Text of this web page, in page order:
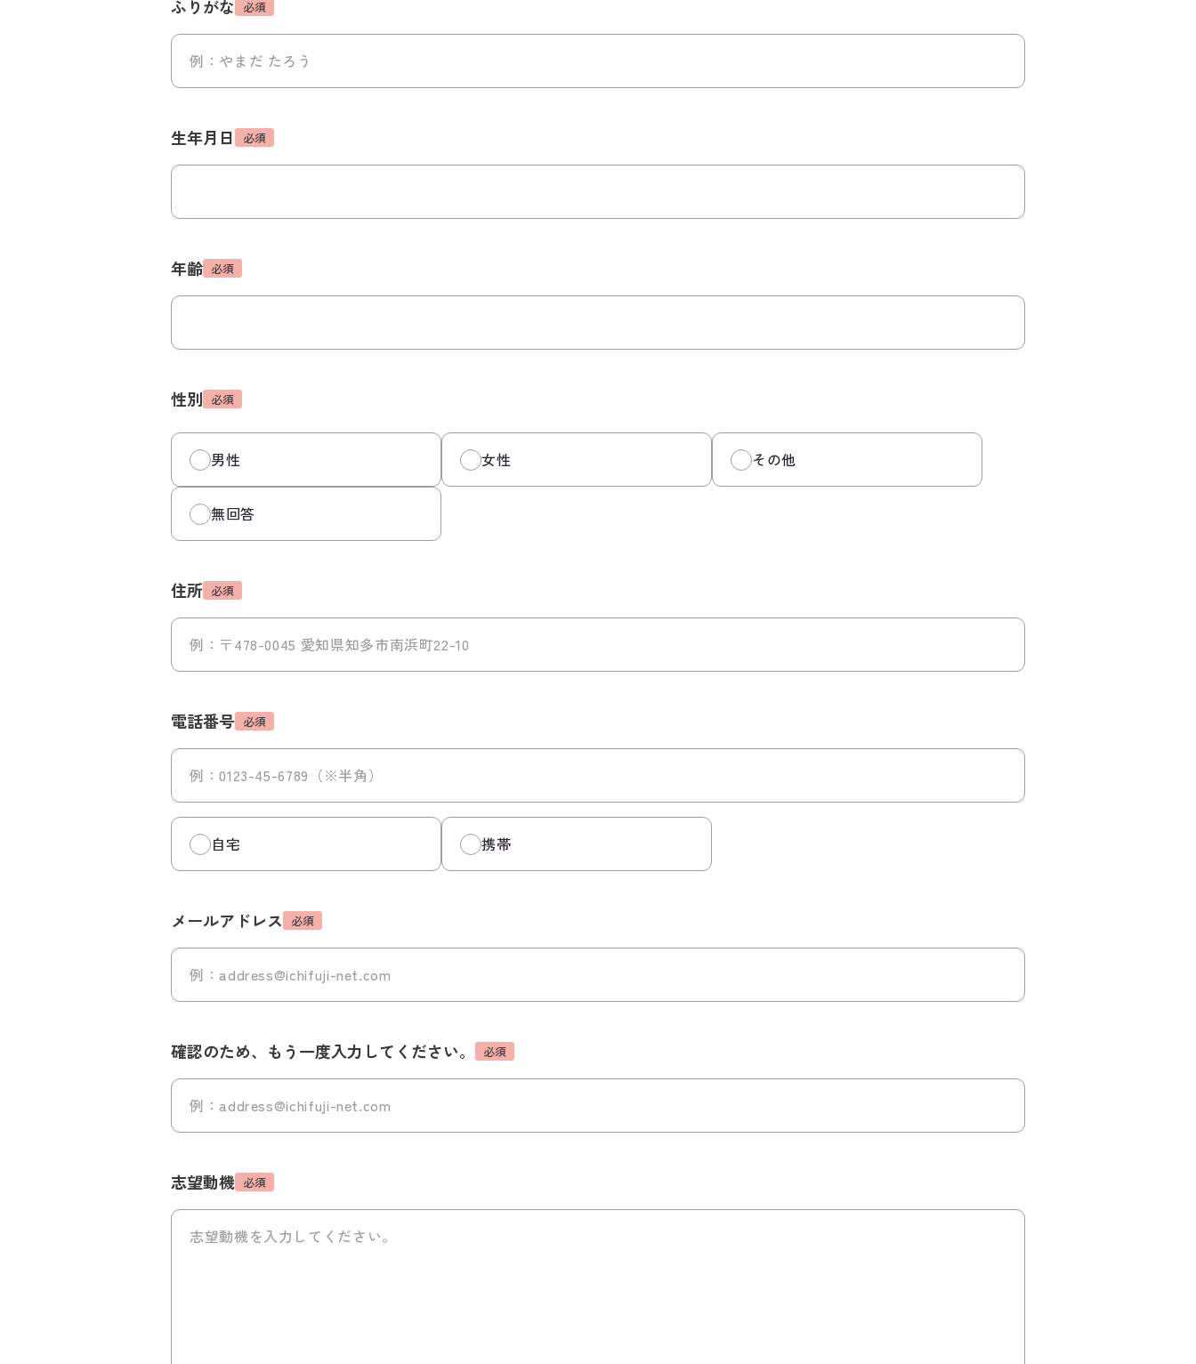
ふりがな 必須
生年月日 必須
年齢 必須
性別 必須
男性 女性 その他
無回答
住所 必須
電話番号 必須
自宅 携帯
メールアドレス 必須
確認のため、もう一度入力してください。 必須
志望動機 必須